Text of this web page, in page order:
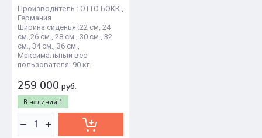
Производитель : ОТТО БОКК ,
Германия
Ширина сиденья :22 см, 24
см.,26 см., 28 см., 30 см., 32
см., 34 см., 36 см.,
Максимальный вес
пользователя: 90 кг.
В наличии 1
259 000 руб.